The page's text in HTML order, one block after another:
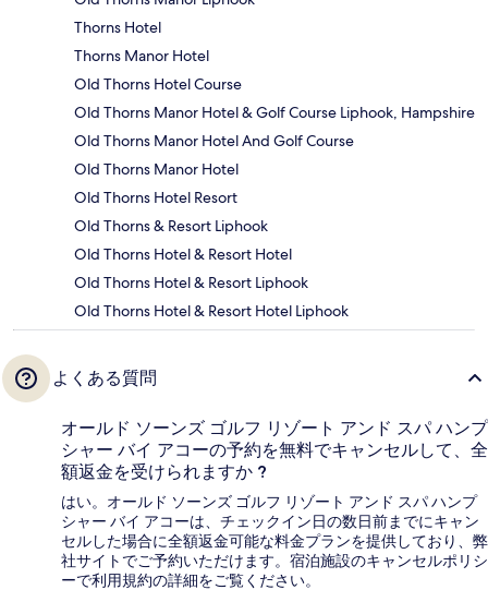
Thorns Hotel
Thorns Manor Hotel
Old Thorns Hotel Course
Old Thorns Manor Hotel & Golf Course Liphook, Hampshire
Old Thorns Manor Hotel And Golf Course
Old Thorns Manor Hotel
Old Thorns Hotel Resort
Old Thorns & Resort Liphook
Old Thorns Hotel & Resort Hotel
Old Thorns Hotel & Resort Liphook
Old Thorns Hotel & Resort Hotel Liphook
よくある質問
オールド ソーンズ ゴルフ リゾート アンド スパ ハンプ
シャー バイ アコーの予約を無料でキャンセルして、全
額返金を受けられますか ?
はい。オールド ソーンズ ゴルフ リゾート アンド スパ ハンプ
シャー バイ アコーは、チェックイン日の数日前までにキャン
セルした場合に全額返金可能な料金プランを提供しており、弊
社サイトでご予約いただけます。宿泊施設のキャンセルポリシ
ーで利用規約の詳細をご覧ください。